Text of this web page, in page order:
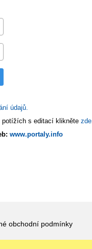
údajů.
potížích s editací klikněte zde
www.portaly.info
obchodní podmínky